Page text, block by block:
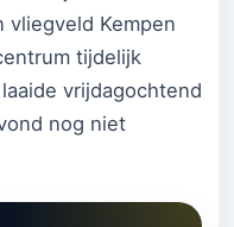
vliegveld Kempen
tijdelijk
vrijdagochtend
nog niet